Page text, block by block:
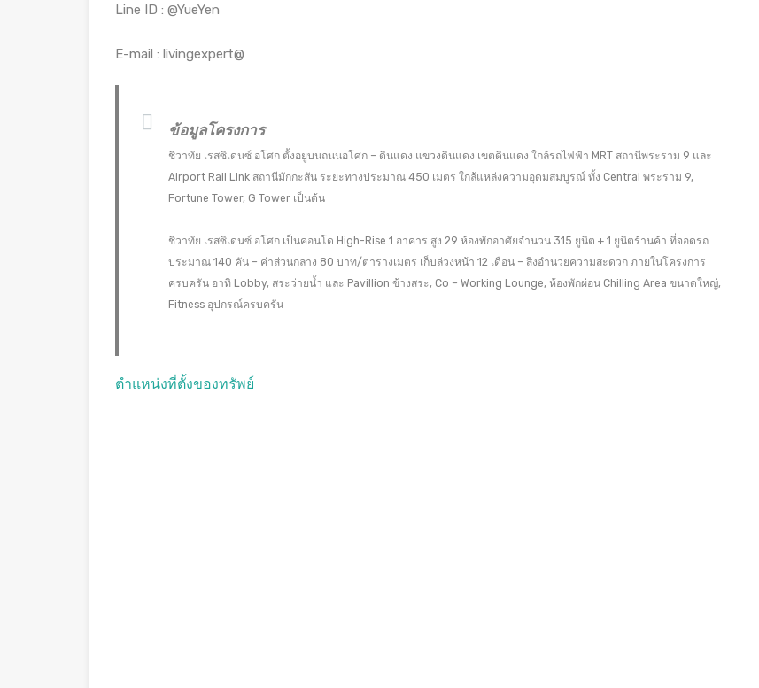
Line ID : @YueYen
E-mail : livingexpert@
ข้อมูลโครงการ
ชีวาทัย เรสซิเดนซ์ อโศก ตั้งอยู่บนถนนอโศก – ดินแดง แขวงดินแดง เขตดินแดง ใกล้รถไฟฟ้า MRT สถานีพระราม 9 และ
Airport Rail Link สถานีมักกะสัน ระยะทางประมาณ 450 เมตร ใกล้แหล่งความอุดมสมบูรณ์ ทั้ง Central พระราม 9,
Fortune Tower, G Tower เป็นต้น
ชีวาทัย เรสซิเดนซ์ อโศก เป็นคอนโด High-Rise 1 อาคาร สูง 29 ห้องพักอาศัยจำนวน 315 ยูนิต + 1 ยูนิตร้านค้า ที่จอดรถ
ประมาณ 140 คัน – ค่าส่วนกลาง 80 บาท/ตารางเมตร เก็บล่วงหน้า 12 เดือน – สิ่งอำนวยความสะดวก ภายในโครงการ
ครบครัน อาทิ Lobby, สระว่ายน้ำ และ Pavillion ข้างสระ, Co – Working Lounge, ห้องพักผ่อน Chilling Area ขนาดใหญ่,
Fitness อุปกรณ์ครบครัน
ตำแหน่งที่ตั้งของทรัพย์